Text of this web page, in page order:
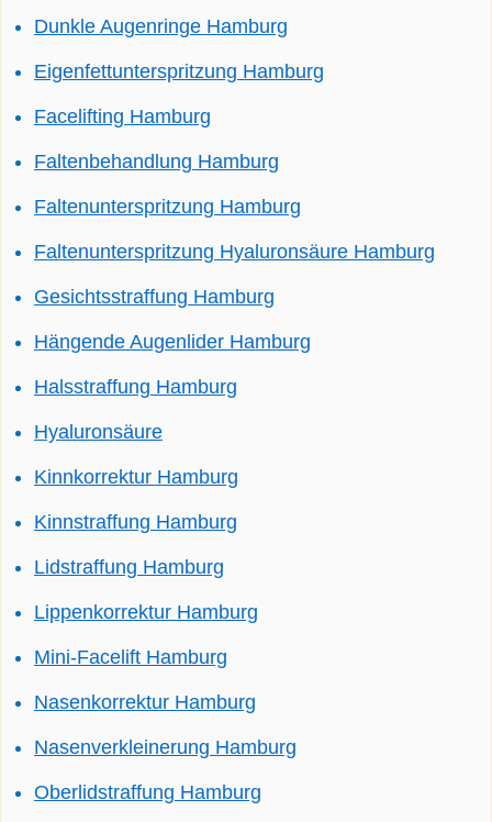
Dunkle Augenringe Hamburg
Eigenfettunterspritzung Hamburg
Facelifting Hamburg
Faltenbehandlung Hamburg
Faltenunterspritzung Hamburg
Faltenunterspritzung Hyaluronsäure Hamburg
Gesichtsstraffung Hamburg
Hängende Augenlider Hamburg
Halsstraffung Hamburg
Hyaluronsäure
Kinnkorrektur Hamburg
Kinnstraffung Hamburg
Lidstraffung Hamburg
Lippenkorrektur Hamburg
Mini-Facelift Hamburg
Nasenkorrektur Hamburg
Nasenverkleinerung Hamburg
Oberlidstraffung Hamburg